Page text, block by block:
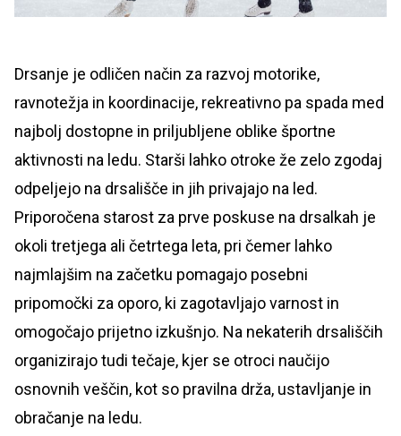
Drsanje je odličen način za razvoj motorike,
ravnotežja in koordinacije, rekreativno pa spada med
najbolj dostopne in priljubljene oblike športne
aktivnosti na ledu. Starši lahko otroke že zelo zgodaj
odpeljejo na drsališče in jih privajajo na led.
Priporočena starost za prve poskuse na drsalkah je
okoli tretjega ali četrtega leta, pri čemer lahko
najmlajšim na začetku pomagajo posebni
pripomočki za oporo, ki zagotavljajo varnost in
omogočajo prijetno izkušnjo. Na nekaterih drsališčih
organizirajo tudi tečaje, kjer se otroci naučijo
osnovnih veščin, kot so pravilna drža, ustavljanje in
obračanje na ledu.